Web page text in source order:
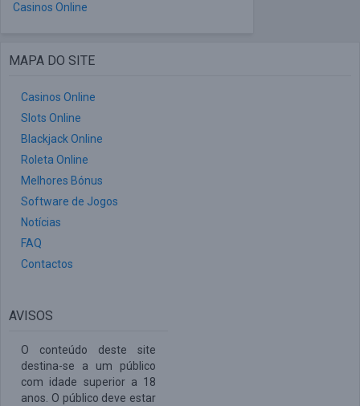
Casinos Online
MAPA DO SITE
Casinos Online
Slots Online
Blackjack Online
Roleta Online
Melhores Bónus
Software de Jogos
Notícias
FAQ
Contactos
AVISOS
O conteúdo deste site
destina-se a um público
com idade superior a 18
anos. O público deve estar